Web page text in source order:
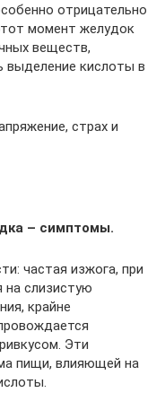
отрицательно
момент желудок
веществ,
выделение кислоты в
страх и
– симптомы.
частая изжога, при
слизистую
крайне
Эти
пищи, влияющей на